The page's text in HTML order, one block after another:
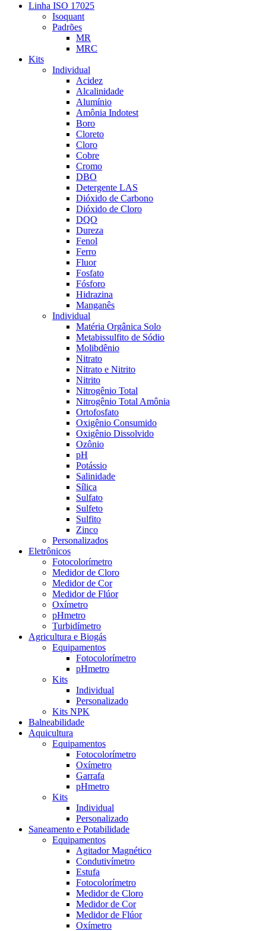
Linha ISO 17025
Isoquant
Padrões
MR
MRC
Kits
Individual
Acidez
Alcalinidade
Alumínio
Amônia Indotest
Boro
Cloreto
Cloro
Cobre
Cromo
DBO
Detergente LAS
Dióxido de Carbono
Dióxido de Cloro
DQO
Dureza
Fenol
Ferro
Fluor
Fosfato
Fósforo
Hidrazina
Manganês
Individual
Matéria Orgânica Solo
Metabissulfito de Sódio
Molibdênio
Nitrato
Nitrato e Nitrito
Nitrito
Nitrogênio Total
Nitrogênio Total Amônia
Ortofosfato
Oxigênio Consumido
Oxigênio Dissolvido
Ozônio
pH
Potássio
Salinidade
Sílica
Sulfato
Sulfeto
Sulfito
Zinco
Personalizados
Eletrônicos
Fotocolorímetro
Medidor de Cloro
Medidor de Cor
Medidor de Flúor
Oxímetro
pHmetro
Turbidímetro
Agricultura e Biogás
Equipamentos
Fotocolorímetro
pHmetro
Kits
Individual
Personalizado
Kits NPK
Balneabilidade
Aquicultura
Equipamentos
Fotocolorímetro
Oxímetro
Garrafa
pHmetro
Kits
Individual
Personalizado
Saneamento e Potabilidade
Equipamentos
Agitador Magnético
Condutivímetro
Estufa
Fotocolorímetro
Medidor de Cloro
Medidor de Cor
Medidor de Flúor
Oxímetro